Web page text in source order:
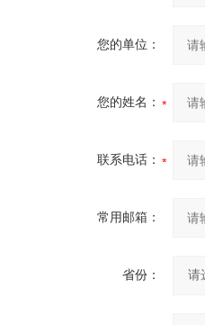
您的单位：
您的姓名：
联系电话：
常用邮箱：
省份：